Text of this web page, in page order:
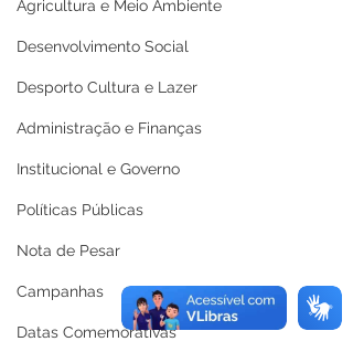
Agricultura e Meio Ambiente
Desenvolvimento Social
Desporto Cultura e Lazer
Administração e Finanças
Institucional e Governo
Políticas Públicas
Nota de Pesar
Campanhas
Datas Comemorativas